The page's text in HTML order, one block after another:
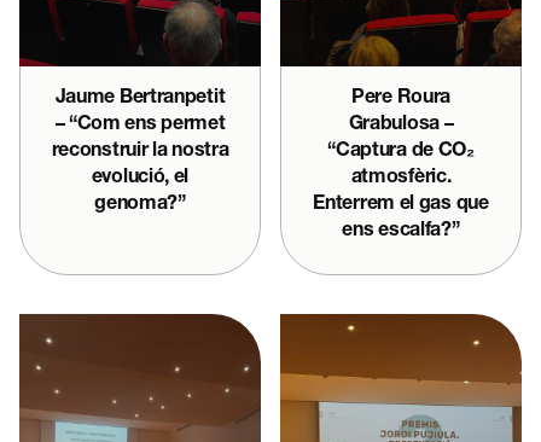
Jaume Bertranpetit
– “Com ens permet
reconstruir la nostra
evolució, el
genoma?”
Pere Roura
Grabulosa –
“Captura de CO₂
atmosfèric.
Enterrem el gas que
ens escalfa?”